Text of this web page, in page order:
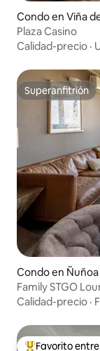
Condo en Viña
Plaza Casino
Calidad-precio ·
Superanfitrión
Superanfitrión
Condo en Ñuñoa
Family STGO
Calidad-precio ·
Favorito